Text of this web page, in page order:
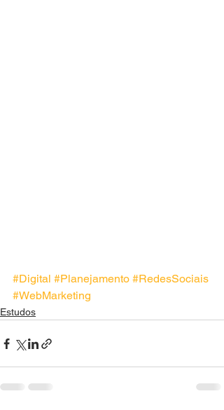
#Digital #Planejamento #RedesSociais
#WebMarketing
Estudos